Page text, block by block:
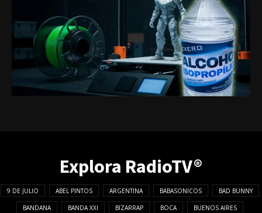
Explora RadioTV®
9 DE JULIO ABEL PINTOS ARGENTINA BABASONICOS BAD BUNNY
BANDANA BANDA XXI BIZARRAP BOCA BUENOS AIRES